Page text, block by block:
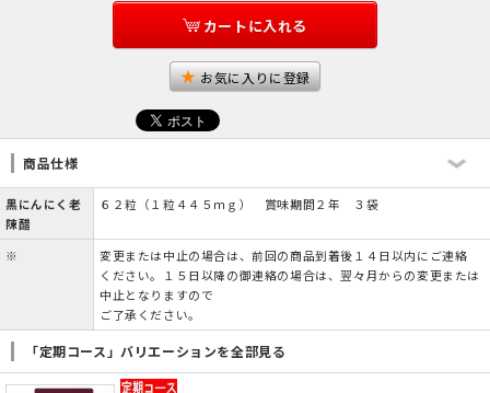
カートに入れる
お気に入りに登録
商品仕様
黒にんにく老
陳醋
６２粒（１粒４４５ｍｇ） 賞味期間２年 ３袋
※
変更または中止の場合は、前回の商品到着後１４日以内にご連絡
ください。１５日以降の御連絡の場合は、翌々月からの変更または
中止となりますので
ご了承ください。
「定期コース」バリエーションを全部見る